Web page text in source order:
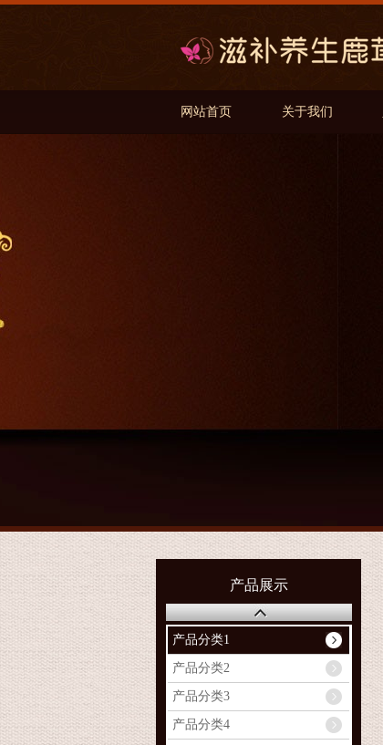
网站首页 关于我们
产品展示
产品分类1
产品分类2
产品分类3
产品分类4